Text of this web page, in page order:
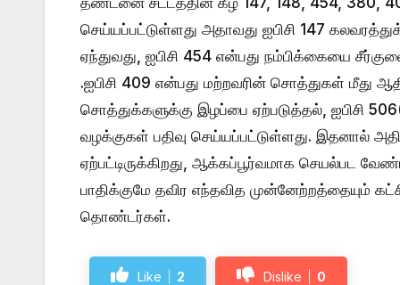
செய்யப்பட்டுள்ளது அதாவது ஐபிசி 147
ஏந்துவது, ஐபிசி 454 என்பது நம்பிக்கையை
.ஐபிசி 409 என்பது மற்றவரின் சொத்துகள் மீது
சொத்துக்களுக்கு இழப்பை ஏற்படுத்தல், ஐபிசி
வழக்குகள் பதிவு செய்யப்பட்டுள்ளது. இதனால்
ஏற்பட்டிருக்கிறது, ஆக்கப்பூர்வமாக செயல்பட
பாதிக்குமே தவிர எந்தவித முன்னேற்றத்தையும்
தொண்டர்கள்.
Like 2 Dislike 0